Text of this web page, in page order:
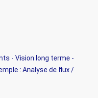
- Vision long terme -
: Analyse de flux /